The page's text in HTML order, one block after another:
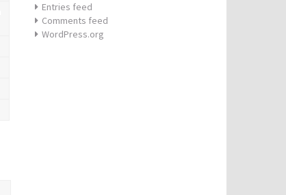
Entries feed
Comments feed
WordPress.org